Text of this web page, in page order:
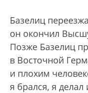
Базелиц
он окончил
Позже Базелиц
в Восточной
и плохим
я брался, я делал